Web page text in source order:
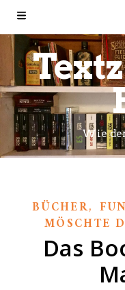
Wie
BÜCHER, FUN
MÖSCHTE
Das